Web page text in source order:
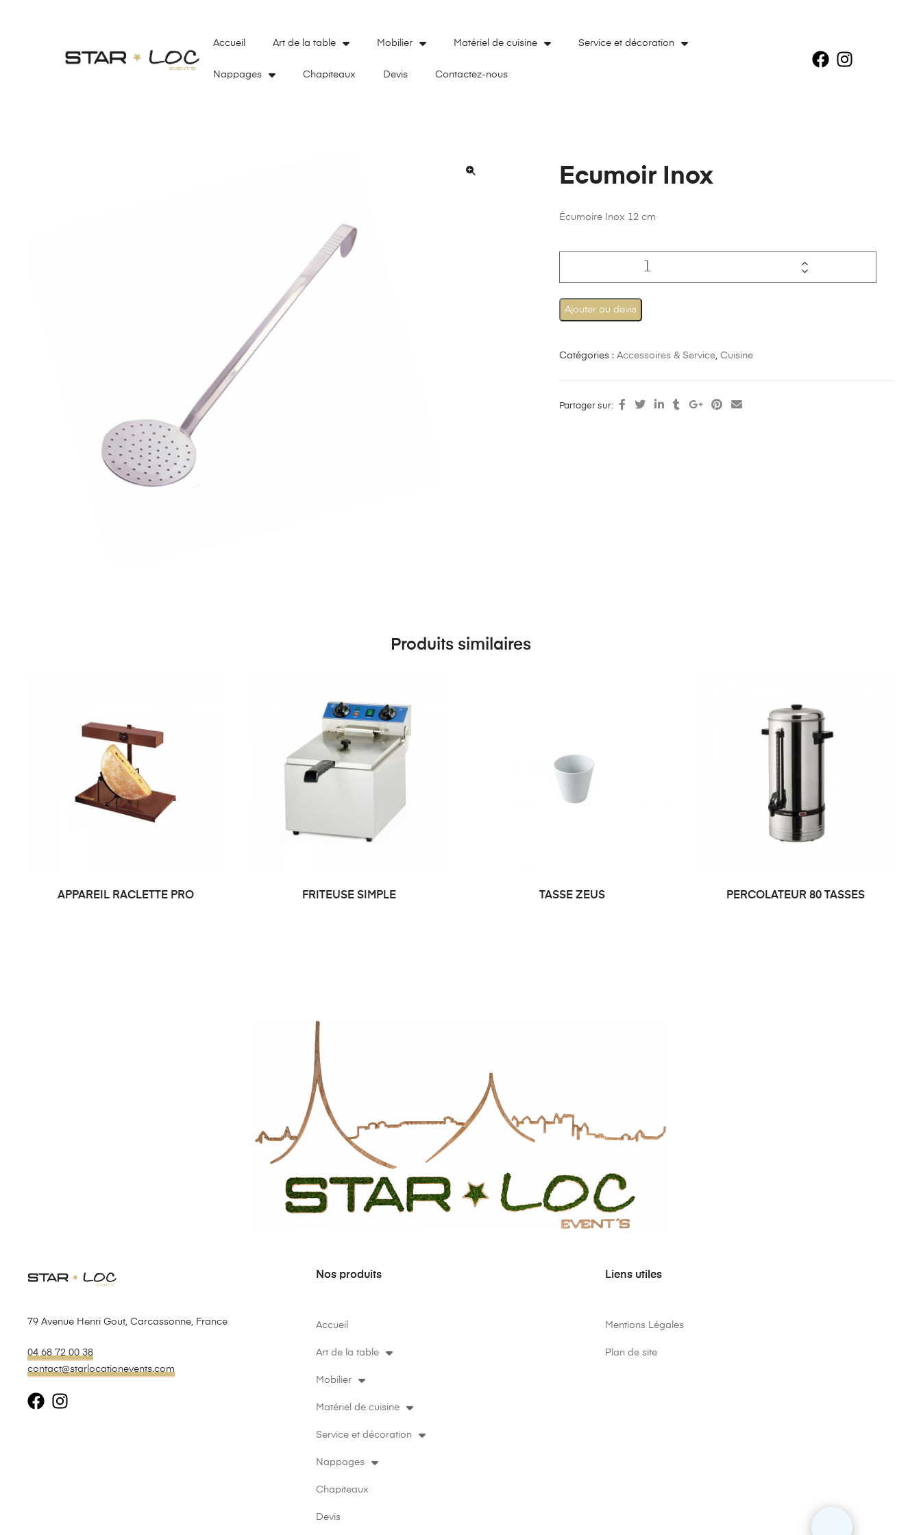
Accueil Art de la table Mobilier Matériel de cuisine Service et décoration
Nappages Chapiteaux Devis Contactez-nous
Ecumoir Inox
Écumoire Inox 12 cm
Ajouter au devis
Catégories :Accessoires & Service,Cuisine
Partager sur:
Produits similaires
APPAREIL RACLETTE PRO FRITEUSE SIMPLE TASSE ZEUS PERCOLATEUR 80 TASSES
79 Avenue Henri Gout, Carcassonne, France
04 68 72 00 38
contact@starlocationevents.com
Nos produits
Accueil
Art de la table
Mobilier
Matériel de cuisine
Service et décoration
Nappages
Chapiteaux
Devis
Liens utiles
Mentions Légales
Plan de site